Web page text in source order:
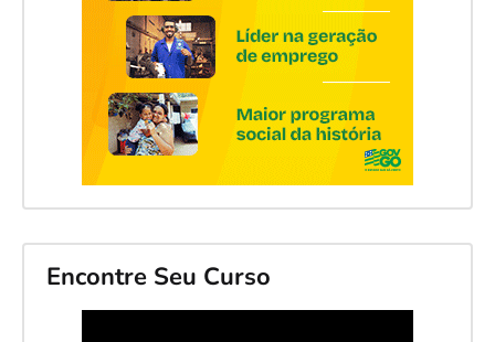
Encontre Seu Curso